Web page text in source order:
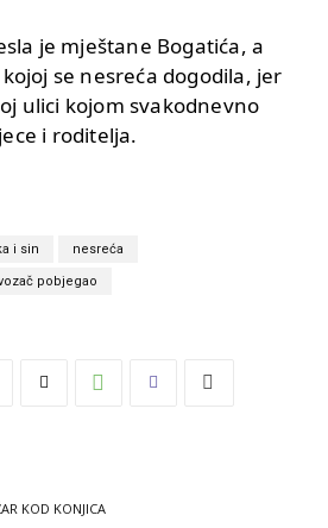
je mještane Bogatića, a
se nesreća dogodila, jer
ulici kojom svakodnevno
i roditelja.
i sin nesreća
pobjegao
KOD KONJICA